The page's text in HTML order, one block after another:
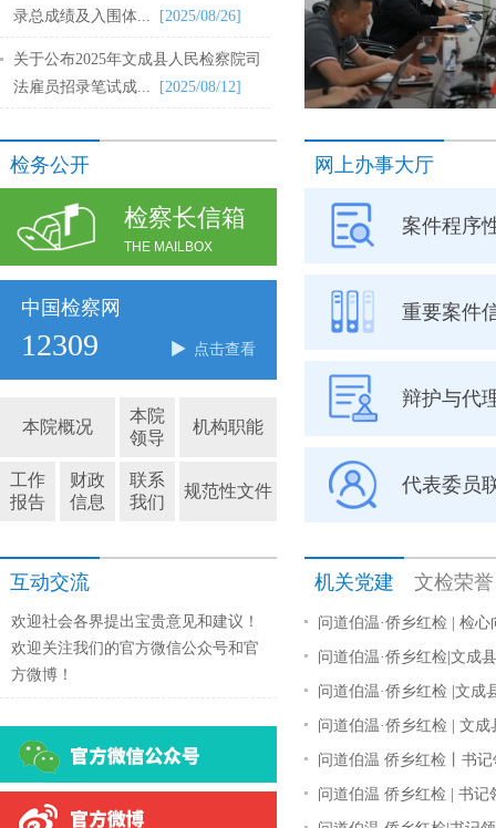
录总成绩及入围体...
[2025/08/26]
关于公布2025年文成县人民检察院司
法雇员招录笔试成...
[2025/08/12]
检务公开
检察长信箱
THE MAILBOX
中国检察网
点击查看
12309
本院概况
本院
领导
机构职能
工作
报告
财政
信息
联系
我们
规范性文件
网上办事大厅
案件程序
重要案件
辩护与代
代表委员
互动交流
欢迎社会各界提出宝贵意见和建议！
欢迎关注我们的官方微信公众号和官
方微博！
机关党建 文检荣誉
问道伯温·侨乡红检 | 检心
问道伯温·侨乡红检|文成
问道伯温·侨乡红检 |文成
问道伯温·侨乡红检 | 文
问道伯温 侨乡红检丨书
问道伯温 侨乡红检 | 书记